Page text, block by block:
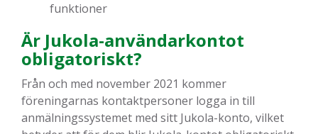
funktioner
Är Jukola-användarkontot
obligatoriskt?
Från och med november 2021 kommer
föreningarnas kontaktpersoner logga in till
anmälningssystemet med sitt Jukola-konto, vilket